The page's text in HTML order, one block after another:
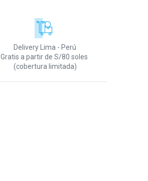
Delivery Lima - Perú
Gratis a partir de S/80 soles
(cobertura limitada)